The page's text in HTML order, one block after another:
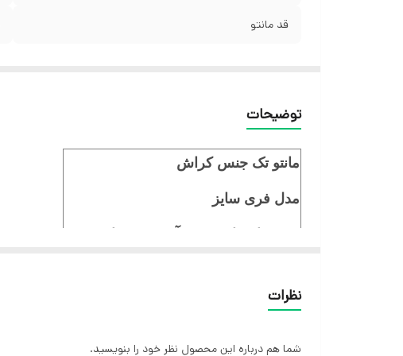
قد مانتو
توضیحات
مانتو تک جنس کراش
مدل فری سایز
قد مانتو 73 سانت
نظرات
شما هم درباره این محصول نظر خود را بنویسید.